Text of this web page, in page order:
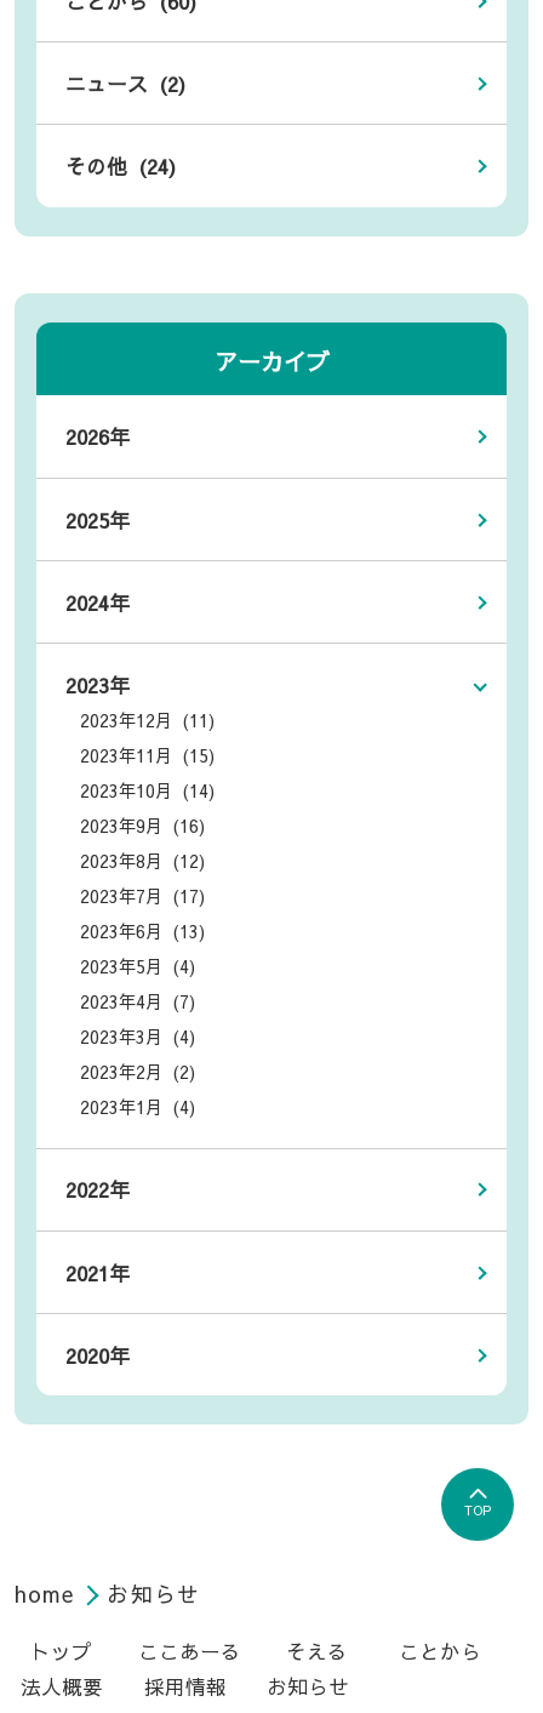
ニュース (2)
その他 (24)
アーカイブ
2026年
2025年
2024年
2023年
2023年12月 (11)
2023年11月 (15)
2023年10月 (14)
2023年9月 (16)
2023年8月 (12)
2023年7月 (17)
2023年6月 (13)
2023年5月 (4)
2023年4月 (7)
2023年3月 (4)
2023年2月 (2)
2023年1月 (4)
2022年
2021年
2020年
TOP
home お知らせ
トップ ここあーる そえる
ことから
法人概要
採用情報 お知らせ